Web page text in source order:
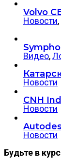
Volvo
Новости,
Видео,
Новости
CNH
Новости
Новости
Будьте в